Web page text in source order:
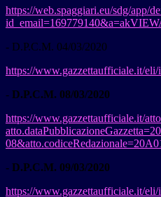
https://web.spaggiari.eu/sdg/app/
- D.P.C.M. 04/03/2020
https://www.gazzettaufficiale.it/
- D.P.C.M. 08/03/2020
https://www.gazzettaufficiale.it/
- D.P.C.M. 09/03/2020
https://www.gazzettaufficiale.it/